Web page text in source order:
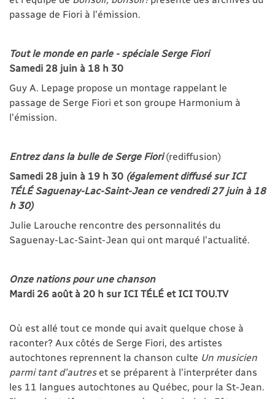
passage de Fiori à l’émission.
Tout le monde en parle - spéciale Serge Fiori
Samedi 28 juin à 18 h 30
Guy A. Lepage propose un montage rappelant le
passage de Serge Fiori et son groupe Harmonium à
l’émission.
Entrez dans la bulle de Serge Fiori(rediffusion)
Samedi 28 juin à 19 h 30 (également diffusé sur ICI
TÉLÉ Saguenay-Lac-Saint-Jean ce vendredi 27 juin à 18
h 30)
Julie Larouche rencontre des personnalités du
Saguenay-Lac-Saint-Jean qui ont marqué l’actualité.
Onze nations pour une chanson
Mardi 26 août à 20 h sur ICI TÉLÉ et ICI TOU.TV
Où est allé tout ce monde qui avait quelque chose à
raconter? Aux côtés de Serge Fiori, des artistes
autochtones reprennent la chanson culte Un musicien
parmi tant d’autres et se préparent à l’interpréter dans
les 11 langues autochtones au Québec, pour la St-Jean.